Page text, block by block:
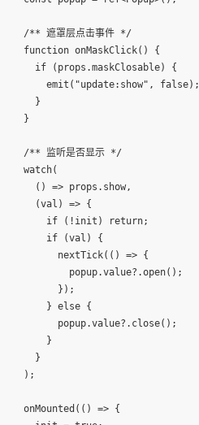
    /** 遮罩层点击事件 */
    function onMaskClick() {
      if (props.maskClosable) {
        emit("update:show", false);
      }
    }
    /** 监听是否显示 */
    watch(
      () => props.show,
      (val) => {
        if (!init) return;
        if (val) {
          nextTick(() => {
            popup.value?.open();
          });
        } else {
          popup.value?.close();
        }
      }
    );
    onMounted(() => {